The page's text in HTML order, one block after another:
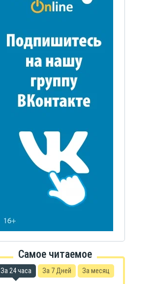
Самое читаемое
За 24 часа За 7 Дней За месяц